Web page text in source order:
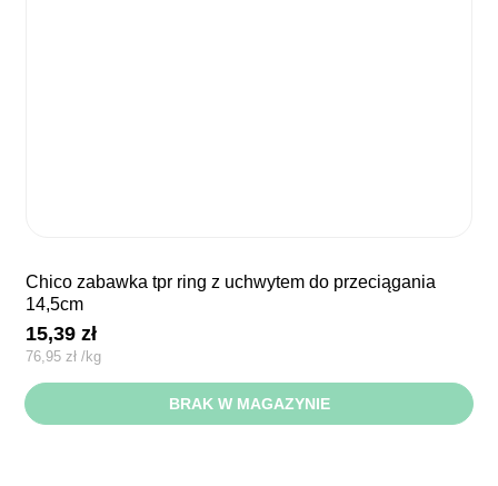
chico zabawka tpr ring z uchwytem do przeciągania
14,5cm
15,39zł
76,95zł /kg
BRAK W MAGAZYNIE